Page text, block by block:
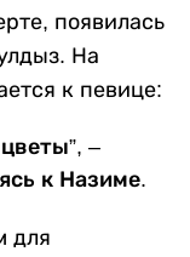
появилась
На
к певице:
–
к Назиме.
для